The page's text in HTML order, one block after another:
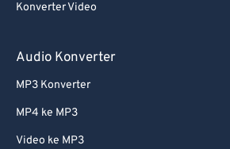
Konverter Video
Audio Konverter
MP3 Konverter
MP4 ke MP3
Video ke MP3